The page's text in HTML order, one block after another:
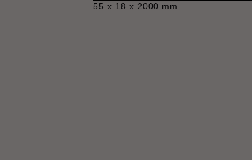
55 x 18 x 2000 mm